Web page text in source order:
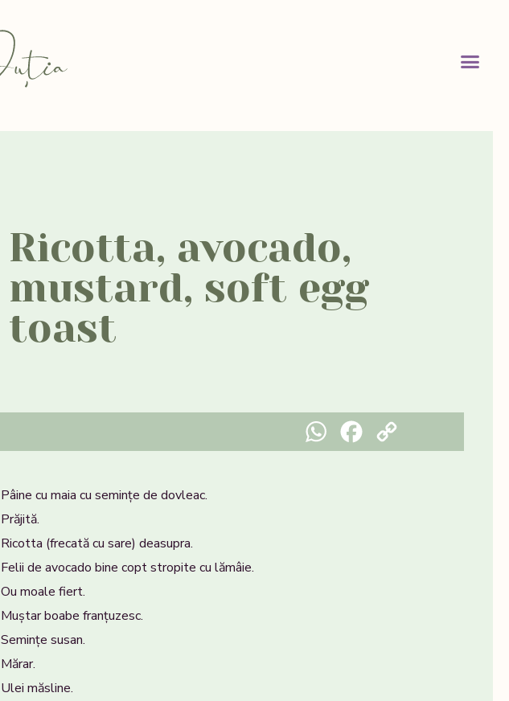
Ricotta, avocado,
mustard, soft egg
toast
WhatsAppFacebook
Copy Link
Pâine cu maia cu semințe de dovleac.
Prăjită.
Ricotta (frecată cu sare) deasupra.
Felii de avocado bine copt stropite cu lămâie.
Ou moale fiert.
Muștar boabe franțuzesc.
Semințe susan.
Mărar.
Ulei măsline.